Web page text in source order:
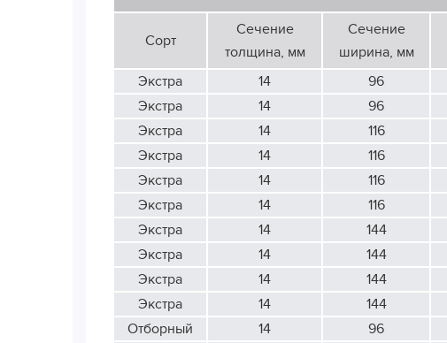
Сорт
Сечение
толщина, мм
Сечение
ширина, мм
Экстра 14 96
Экстра
14 96
Экстра
14 116
Экстра
14 116
Экстра
14 116
Экстра
14 116
Экстра
14 144
Экстра
14 144
Экстра
14 144
Экстра
14 144
Отборный
14 96